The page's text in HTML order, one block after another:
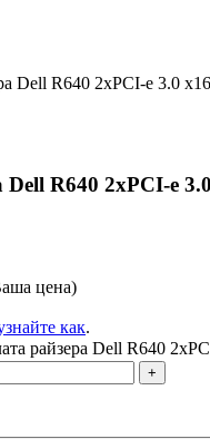
Dell R640 2xPCI-e 3.0
Dell R640 2xPCI-e
цена)
как.
райзера Dell R640
+